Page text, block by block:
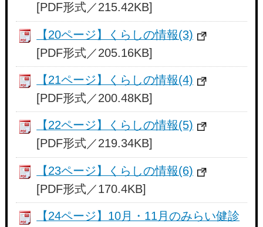
[PDF形式／215.42KB]
【20ページ】くらしの情報(3)
[PDF形式／205.16KB]
【21ページ】くらしの情報(4)
[PDF形式／200.48KB]
【22ページ】くらしの情報(5)
[PDF形式／219.34KB]
【23ページ】くらしの情報(6)
[PDF形式／170.4KB]
【24ページ】10月・11月のみらい健診